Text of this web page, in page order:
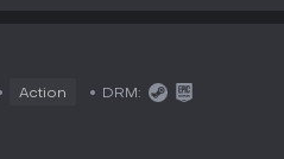
Action DRM: